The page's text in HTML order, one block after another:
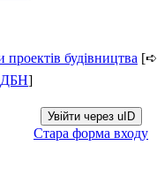
будівництва [➪
ДБН]
Увійти через uID
Стара форма входу